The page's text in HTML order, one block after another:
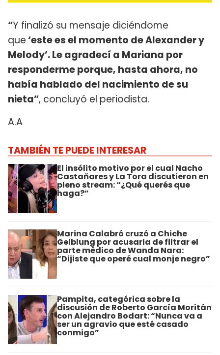
“Y finalizó su mensaje diciéndome
que ‘este es el momento de Alexander y
Melody’. Le agradecí a Mariana por
responderme porque, hasta ahora, no
había hablado del nacimiento de su
nieta”, concluyó el periodista.
A.A
TAMBIÉN TE PUEDE INTERESAR
El insólito motivo por el cual Nacho
Castañares y La Tora discutieron en
pleno stream: “¿Qué querés que
haga?”
Marina Calabró cruzó a Chiche
Gelblung por acusarla de filtrar el
parte médico de Wanda Nara:
“Dijiste que operé cual monje negro”
Pampita, categórica sobre la
discusión de Roberto García Moritán
con Alejandro Bodart: “Nunca va a
ser un agravio que esté casado
conmigo”